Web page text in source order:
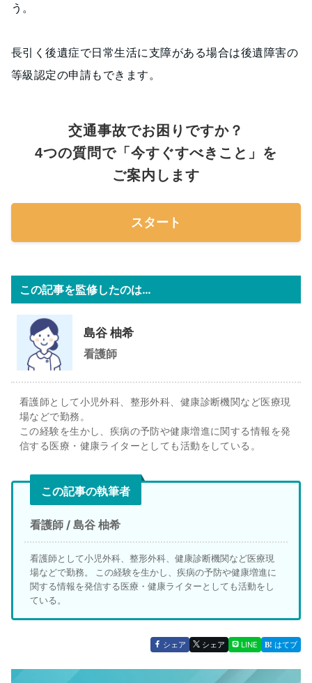
う。
長引く後遺症で日常生活に支障がある場合は後遺障害の
等級認定の申請もできます。
交通事故でお困りですか？
4つの質問で「今すぐすべきこと」を
ご案内します
スタート
この記事を監修したのは…
島谷 柚希
看護師
看護師として小児外科、整形外科、健康診断機関など医療現
場などで勤務。
この経験を生かし、疾病の予防や健康増進に関する情報を発
信する医療・健康ライターとしても活動をしている。
この記事の執筆者
看護師 / 島谷 柚希
看護師として小児外科、整形外科、健康診断機関など医療現
場などで勤務。 この経験を生かし、疾病の予防や健康増進に
関する情報を発信する医療・健康ライターとしても活動をし
ている。
シェア シェア LINE はてブ